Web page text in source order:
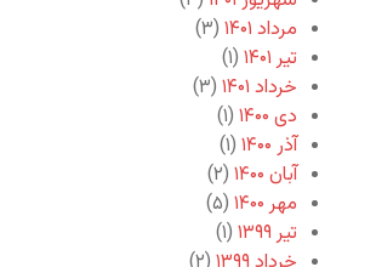
مرداد ۱۴۰۱
(۳)
تیر ۱۴۰۱
(۱)
خرداد ۱۴۰۱
(۳)
دی ۱۴۰۰
(۱)
آذر ۱۴۰۰
(۱)
آبان ۱۴۰۰
(۲)
مهر ۱۴۰۰
(۵)
تیر ۱۳۹۹
(۱)